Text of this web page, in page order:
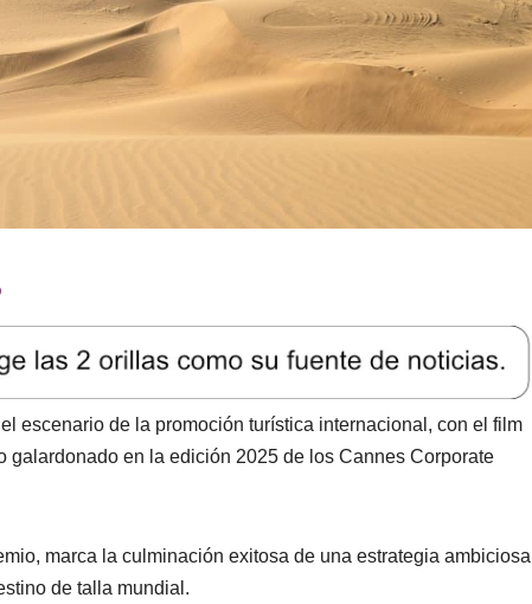
escenario de la promoción turística internacional, con el film
galardonado en la edición 2025 de los Cannes Corporate
marca la culminación exitosa de una estrategia ambiciosa
de talla mundial.